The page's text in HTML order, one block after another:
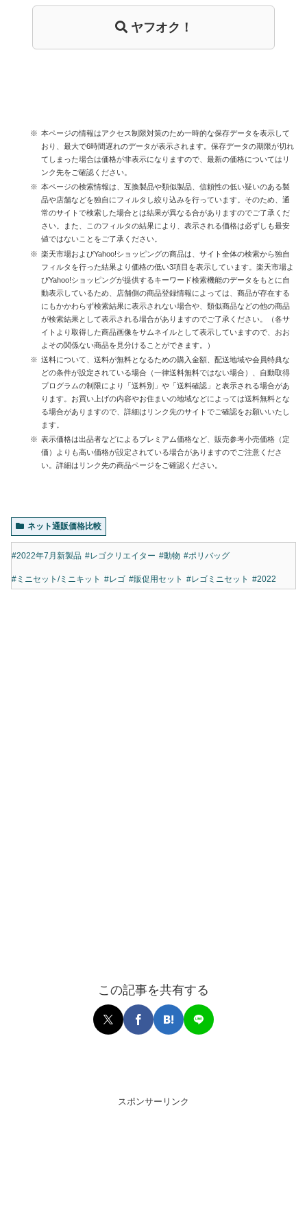
ヤフオク！
本ページの情報はアクセス制限対策のため一時的な保存データを表示して
おり、最大で6時間遅れのデータが表示されます。保存データの期限が切れ
てしまった場合は価格が非表示になりますので、最新の価格についてはリ
ンク先をご確認ください。
本ページの検索情報は、互換製品や類似製品、信頼性の低い疑いのある製
品や店舗などを独自にフィルタし絞り込みを行っています。そのため、通
常のサイトで検索した場合とは結果が異なる合がありますのでご了承くだ
さい。また、このフィルタの結果により、表示される価格は必ずしも最安
値ではないことをご了承ください。
楽天市場およびYahoo!ショッピングの商品は、サイト全体の検索から独自
フィルタを行った結果より価格の低い3項目を表示しています。楽天市場よ
びYahoo!ショッピングが提供するキーワード検索機能のデータをもとに自
動表示しているため、店舗側の商品登録情報によっては、商品が存在する
にもかかわらず検索結果に表示されない場合や、類似商品などの他の商品
が検索結果として表示される場合がありますのでご了承ください。（各サ
イトより取得した商品画像をサムネイルとして表示していますので、おお
よその関係ない商品を見分けることができます。）
送料について、送料が無料となるための購入金額、配送地域や会員特典な
どの条件が設定されている場合（一律送料無料ではない場合）、自動取得
プログラムの制限により「送料別」や「送料確認」と表示される場合があ
ります。お買い上げの内容やお住まいの地域などによっては送料無料とな
る場合がありますので、詳細はリンク先のサイトでご確認をお願いいたし
ます。
表示価格は出品者などによるプレミアム価格など、販売参考小売価格（定
価）よりも高い価格が設定されている場合がありますのでご注意くださ
い。詳細はリンク先の商品ページをご確認ください。
ネット通販価格比較
#2022年7月新製品 #レゴクリエイター #動物 #ポリバッグ
#ミニセット/ミニキット #レゴ #販促用セット #レゴミニセット #2022
この記事を共有する
スポンサーリンク